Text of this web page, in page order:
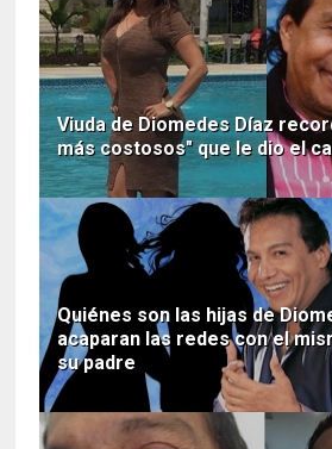
Viuda de Diomedes Díaz
más costosos" que le dio el
Quiénes son las hijas de
acaparan las redes con el
su padre